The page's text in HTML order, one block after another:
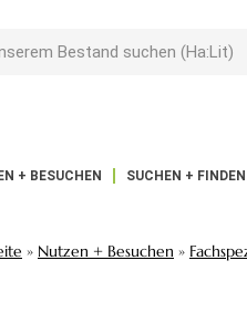
+ BESUCHEN SUCHEN + FINDEN
» Nutzen + Besuchen »